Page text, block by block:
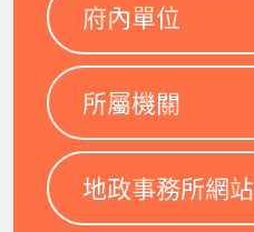
府內單位
所屬機關
地政事務所網站